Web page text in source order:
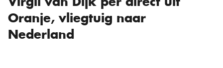
Oranje, vliegtuig naar
Nederland